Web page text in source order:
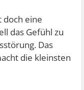
doch eine
das Gefühl zu
Das
die kleinsten